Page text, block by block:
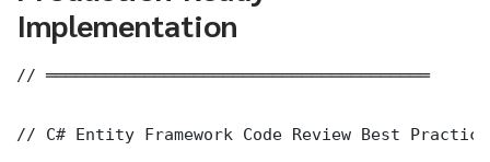
Implementation
// ═══════════════════════════════════════
// C# Entity Framework Code Review Best